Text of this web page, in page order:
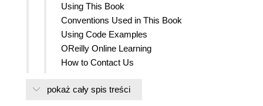
Using This Book
Conventions Used in This Book
Using Code Examples
OReilly Online Learning
How to Contact Us
1. Setup and Management
pokaż cały spis treści